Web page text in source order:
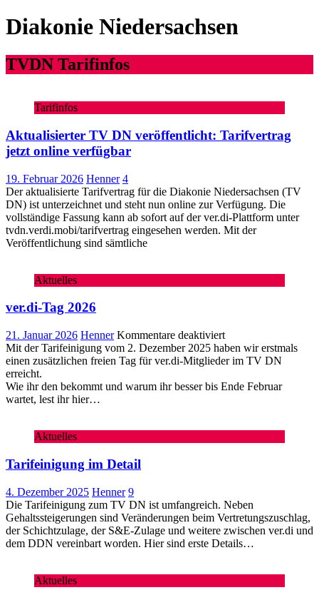
Diakonie Niedersachsen
TVDN Tarifinfos
Tarifinfos
Aktualisierter TV DN veröffentlicht: Tarifvertrag
jetzt online verfügbar
19. Februar 2026 Henner 4
Der aktualisierte Tarifvertrag für die Diakonie Niedersachsen (TV
DN) ist unterzeichnet und steht nun online zur Verfügung. Die
vollständige Fassung kann ab sofort auf der ver.di‑Plattform unter
tvdn.verdi.mobi/tarifvertrag eingesehen werden. Mit der
Veröffentlichung sind sämtliche
Aktuelles
ver.di-Tag 2026
21. Januar 2026 Henner Kommentare deaktiviertfür
ver.di-
Tag
Mit der Tarifeinigung vom 2. Dezember 2025 haben wir erstmals
einen zusätzlichen freien Tag für ver.di-Mitglieder im TV DN
erreicht.
Wie ihr den bekommt und warum ihr besser bis Ende Februar
wartet, lest ihr hier…
Aktuelles
Tarifeinigung im Detail
4. Dezember 2025 Henner 9
Die Tarifeinigung zum TV DN ist umfangreich. Neben
Gehaltssteigerungen sind Veränderungen beim Vertretungszuschlag,
der Schichtzulage, der S&E-Zulage und weitere zwischen ver.di und
dem DDN vereinbart worden. Hier sind erste Details…
Aktuelles